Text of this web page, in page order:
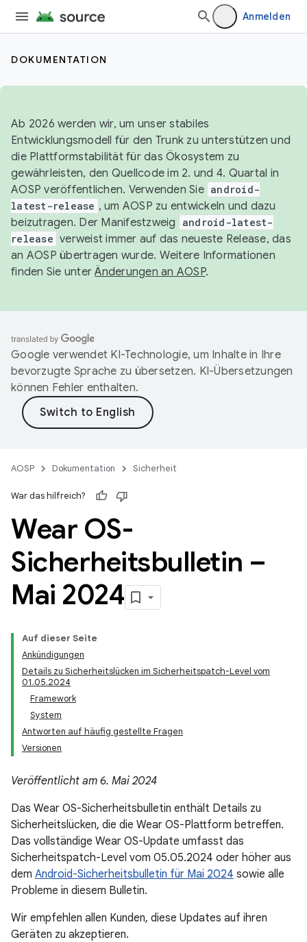
Anmelden
DOKUMENTATION
Ab 2026 werden wir, um unser stabiles
Entwicklungsmodell für den Trunk zu unterstützen und
die Plattformstabilität für das Ökosystem zu
gewährleisten, den Quellcode im 2. und 4. Quartal in
AOSP veröffentlichen. Verwenden Sie android-
latest-release , um AOSP zu entwickeln und dazu
beizutragen. Der Manifestzweig
android-latest-
release verweist immer auf das neueste Release, das
an AOSP übertragen wurde. Weitere Informationen
finden Sie unterÄnderungen an AOSP.
Google verwendet KI-Technologie, um Inhalte in Ihre
bevorzugte Sprache zu übersetzen. KI-Übersetzungen
können Fehler enthalten.
AOSP Dokumentation Sicherheit
War das hilfreich?
Wear OS-
Sicherheitsbulletin –
Mai 2024
Auf dieser Seite
Ankündigungen
Details zu Sicherheitslücken im Sicherheitspatch-Level vom
01.05.2024
Framework
System
Antworten auf häufig gestellte Fragen
Versionen
Veröffentlicht am 6. Mai 2024
Das Wear OS-Sicherheitsbulletin enthält Details zu
Sicherheitslücken, die die Wear OS-Plattform betreffen.
Das vollständige Wear OS-Update umfasst das
Sicherheitspatch-Level vom 05.05.2024 oder höher aus
dem Android-Sicherheitsbulletin für Mai 2024 sowie alle
Probleme in diesem Bulletin.
Wir empfehlen allen Kunden, diese Updates auf ihren
Geräten zu akzeptieren.